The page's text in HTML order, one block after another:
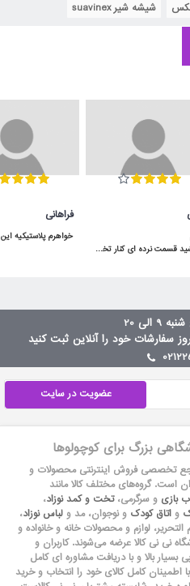
شیشه شیر suavinex
ببخشید قسمت نرده ای کنار تخت توسط لولا بالا پایین میشه یا ثابته؟سلام بالا پایین میشه
فراهانی
الی 20
عضویت در سایت
بزرگ برای کوچولوها
مرجع تخصصی فروش اینترنتی محصولات و
است. گروه‏‏‌های مختلف کالا مانند
بازی و سرگرمی،تخت و کمد نوزاد،
و اتاق کودک و نوجوان، مد و لباس نوزاد،
لوازم و محصولات خانه و خانواده و
نی نی کالا عرضه می‏‏‏‌شوند. کاربران و
بسیار بالا و با دریافت مشاوره ای کامل
اطمینان کامل کالای خود را انتخاب و خرید